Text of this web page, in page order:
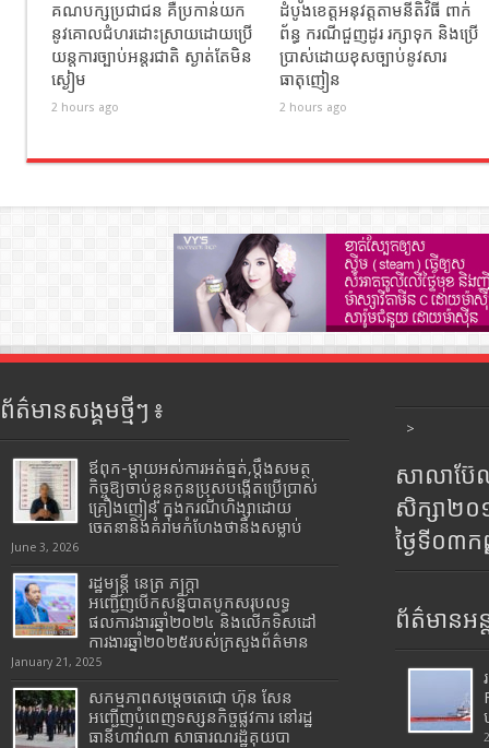
គណបក្សប្រជាជន គឺប្រកាន់យក
នូវគោលជំហរដោះស្រាយដោយប្រើ
យន្តការច្បាប់អន្តរជាតិ ស្ងាត់តែមិន
ស្ងៀម
2 hours ago
ដំបូងខេត្តឣនុវត្តតាមនីតិវិធី ពាក់
ព័ន្ធ ករណីជួញដូរ រក្សាទុក និងប្រើ
ប្រាស់ដោយខុសច្បាប់នូវសារ
ធាតុញៀន
2 hours ago
ព័ត៌មានសង្គមថ្មីៗ ៖
ឪពុក-ម្ដាយអស់ការអត់ធ្មត់,ប្ដឹងសមត្ថ
កិច្ចឱ្យចាប់ខ្លួនកូនប្រុសបង្កើតប្រើប្រាស់
គ្រឿងញៀន ក្នុងករណីហិង្សាដោយ
ចេតនានិងគំរាមកំហែងថានឹងសម្លាប់
June 3, 2026
រដ្ឋមន្រ្តី​ នេត្រ​ ភក្ត្រា​
អញ្ជើញបើកសន្និបាតបូកសរុបលទ្ធ
ផលការងារឆ្នាំ២០២៤ និងលើកទិសដៅ
ការងារឆ្នាំ២០២៥របស់​ក្រសួង​ព័ត៌មាន​
January 21, 2025
សកម្មភាពសម្តេចតេជោ ហ៊ុន សែន
អញ្ជើញបំពេញទស្សនកិច្ចផ្លូវការ នៅរដ្ឋ
ធានីហាវ៉ាណា សាធារណរដ្ឋគុយបា
>
សាលាប៊ែ
សិក្សា២
ថ្ងៃទី០៣
ព័ត៌មានអន្